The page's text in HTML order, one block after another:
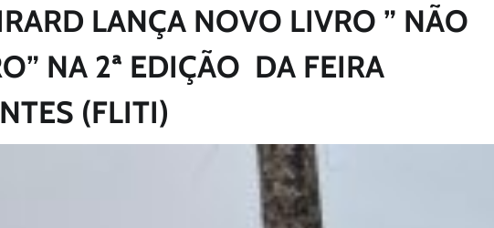
LANÇA NOVO LIVRO ” NÃO
NA 2ª EDIÇÃO DA FEIRA
(FLITI)